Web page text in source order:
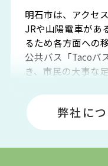
明石市は、アクセ
JRや山陽電車があ
るため各方面への
公共バス「Tacoバ
き、市民の大事な
場や釣りスポット
駅」周辺には、ビ
い物施設も多くあ
弊社に